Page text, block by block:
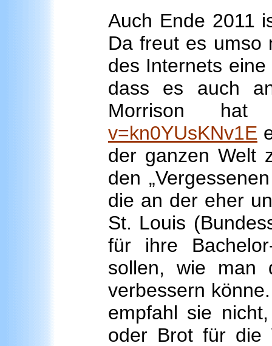
Auch Ende 2011
Da freut es umso
des Internets
dass es auch
Morrison
v=kn0YUsKNv1E
der ganzen Welt
den
die an der eher
St. Louis
für ihre
sollen, wie man
verbessern
empfahl sie
oder Brot für die